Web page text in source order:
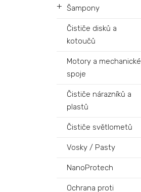
+ Šampony
Čističe disků a
kotoučů
Motory a mechanické
spoje
Čističe nárazníků a
plastů
Čističe světlometů
Vosky / Pasty
NanoProtech
Ochrana proti